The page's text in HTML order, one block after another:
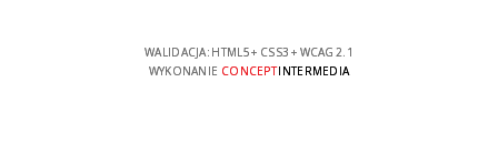
WALIDACJA: HTML5+ CSS3 + WCAG 2.1
WYKONANIE CONCEPTINTERMEDIA